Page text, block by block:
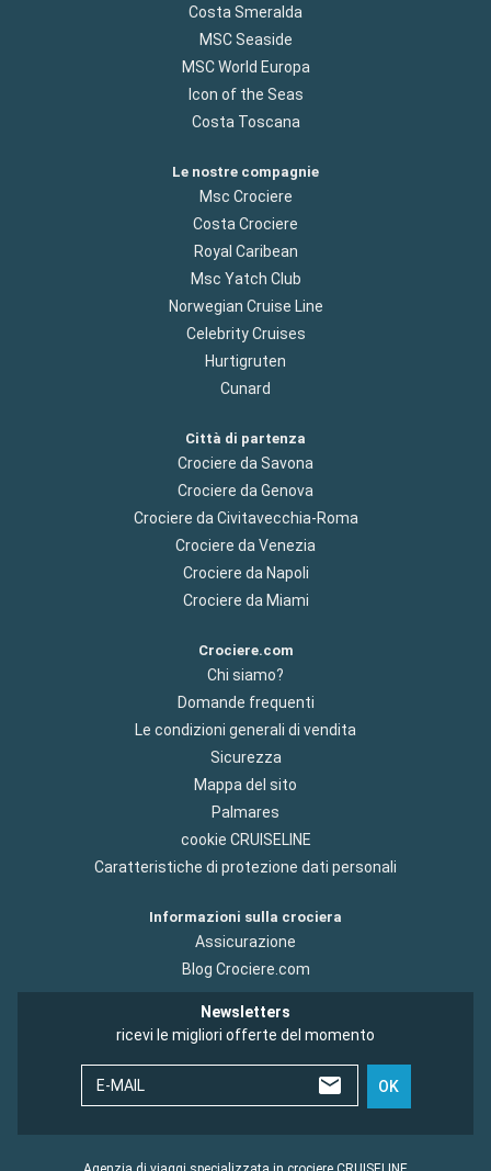
Costa Smeralda
MSC Seaside
MSC World Europa
Icon of the Seas
Costa Toscana
Le nostre compagnie
Msc Crociere
Costa Crociere
Royal Caribean
Msc Yatch Club
Norwegian Cruise Line
Celebrity Cruises
Hurtigruten
Cunard
Città di partenza
Crociere da Savona
Crociere da Genova
Crociere da Civitavecchia-Roma
Crociere da Venezia
Crociere da Napoli
Crociere da Miami
Crociere.com
Chi siamo?
Domande frequenti
Le condizioni generali di vendita
Sicurezza
Mappa del sito
Palmares
cookie CRUISELINE
Caratteristiche di protezione dati personali
Informazioni sulla crociera
Assicurazione
Blog Crociere.com
Newsletters
ricevi le migliori offerte del momento
E-MAIL OK